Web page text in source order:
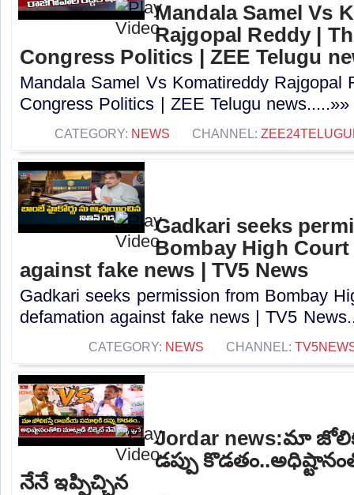
Mandala Samel Vs
Rajgopal Reddy |
Congress Politics | ZEE Telugu
Mandala Samel Vs Komatireddy Rajgopal
Congress Politics | ZEE Telugu news.....»»
CATEGORY: NEWS CHANNEL:
Gadkari seeks
Bombay High
against fake news | TV5 News
Gadkari seeks permission from Bombay
defamation against fake news | TV5
CATEGORY: NEWS CHANNEL:
Jordar news:మా
డప్పు
నేనే ఇప్పిచ్చిన